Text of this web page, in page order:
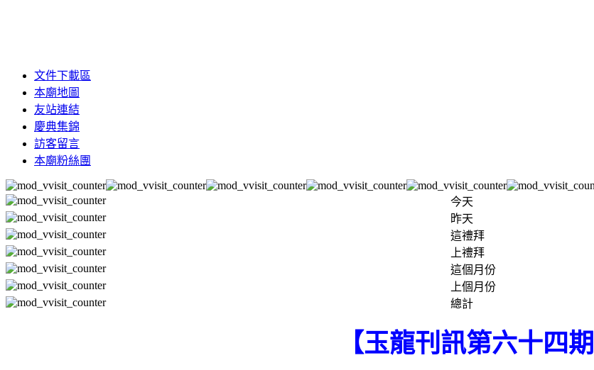
文件下載區
本廟地圖
友站連結
慶典集錦
訪客留言
本廟粉絲團
今天
昨天
這禮拜
上禮拜
這個月份
上個月份
總計
【玉龍刊訊第六十四期